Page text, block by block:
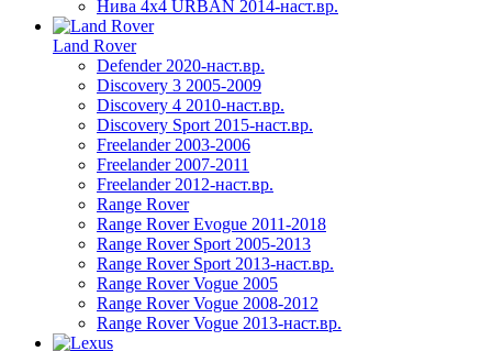
Нива 4х4 URBAN 2014-наст.вр.
Land Rover
Defender 2020-наст.вр.
Discovery 3 2005-2009
Discovery 4 2010-наст.вр.
Discovery Sport 2015-наст.вр.
Freelander 2003-2006
Freelander 2007-2011
Freelander 2012-наст.вр.
Range Rover
Range Rover Evogue 2011-2018
Range Rover Sport 2005-2013
Range Rover Sport 2013-наст.вр.
Range Rover Vogue 2005
Range Rover Vogue 2008-2012
Range Rover Vogue 2013-наст.вр.